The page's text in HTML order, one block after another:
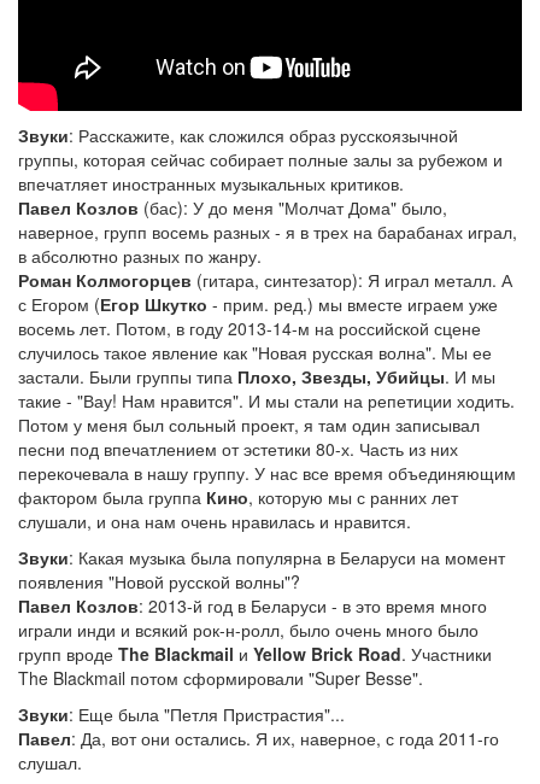
Звуки: Расскажите, как сложился образ русскоязычной
группы, которая сейчас собирает полные залы за рубежом и
впечатляет иностранных музыкальных критиков.
Павел Козлов (бас): У до меня "Молчат Дома" было,
наверное, групп восемь разных - я в трех на барабанах играл,
в абсолютно разных по жанру.
Роман Колмогорцев (гитара, синтезатор): Я играл металл. А
с Егором (Егор Шкутко - прим. ред.) мы вместе играем уже
восемь лет. Потом, в году 2013-14-м на российской сцене
случилось такое явление как "Новая русская волна". Мы ее
застали. Были группы типа Плохо, Звезды, Убийцы. И мы
такие - "Вау! Нам нравится". И мы стали на репетиции ходить.
Потом у меня был сольный проект, я там один записывал
песни под впечатлением от эстетики 80-х. Часть из них
перекочевала в нашу группу. У нас все время объединяющим
фактором была группа Кино, которую мы с ранних лет
слушали, и она нам очень нравилась и нравится.
Звуки: Какая музыка была популярна в Беларуси на момент
появления "Новой русской волны"?
Павел Козлов: 2013-й год в Беларуси - в это время много
играли инди и всякий рок-н-ролл, было очень много было
групп вроде The Blackmail и Yellow Brick Road. Участники
The Blackmail потом сформировали "Super Besse".
Звуки: Еще была "Петля Пристрастия"...
Павел: Да, вот они остались. Я их, наверное, с года 2011-го
слушал.